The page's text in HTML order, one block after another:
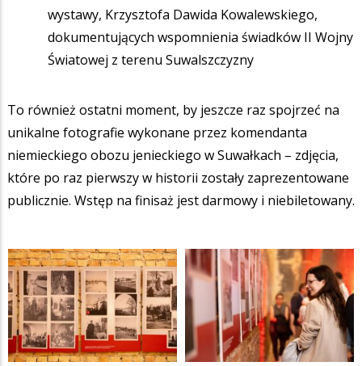
wystawy, Krzysztofa Dawida Kowalewskiego,
dokumentujących wspomnienia świadków II Wojny
Światowej z terenu Suwalszczyzny
To również ostatni moment, by jeszcze raz spojrzeć na
unikalne fotografie wykonane przez komendanta
niemieckiego obozu jenieckiego w Suwałkach – zdjęcia,
które po raz pierwszy w historii zostały zaprezentowane
publicznie. Wstęp na finisaż jest darmowy i niebiletowany.